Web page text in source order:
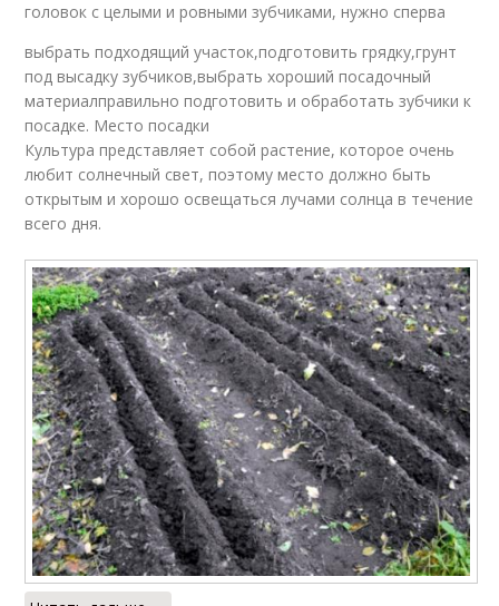
головок с целыми и ровными зубчиками, нужно сперва
выбрать подходящий участок,подготовить грядку,грунт
под высадку зубчиков,выбрать хороший посадочный
материалправильно подготовить и обработать зубчики к
посадке. Место посадки
Культура представляет собой растение, которое очень
любит солнечный свет, поэтому место должно быть
открытым и хорошо освещаться лучами солнца в течение
всего дня.